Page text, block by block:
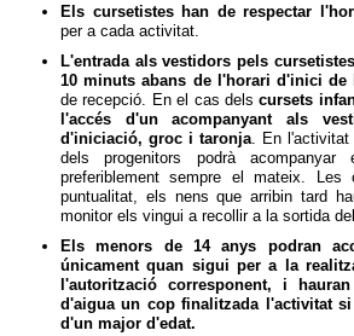
Els cursetistes han de respectar
per a cada activitat.
L'entrada als vestidors pels
10 minuts abans de l'horari d'inici de
de recepció.
En el cas delscursets
l'accés d'un acompanyant als
d'iniciació, groc i taronja . En
dels progenitors podrà
preferiblement sempre el mateix. Les
puntualitat, els nens que arribin tard
monitor els vingui a recollir a la sortida
Els menors de 14 anys podran
únicament quan sigui per a la
l'autorització corresponent, i
d'aigua un cop finalitzada l'activitat
d'un major d'edat.